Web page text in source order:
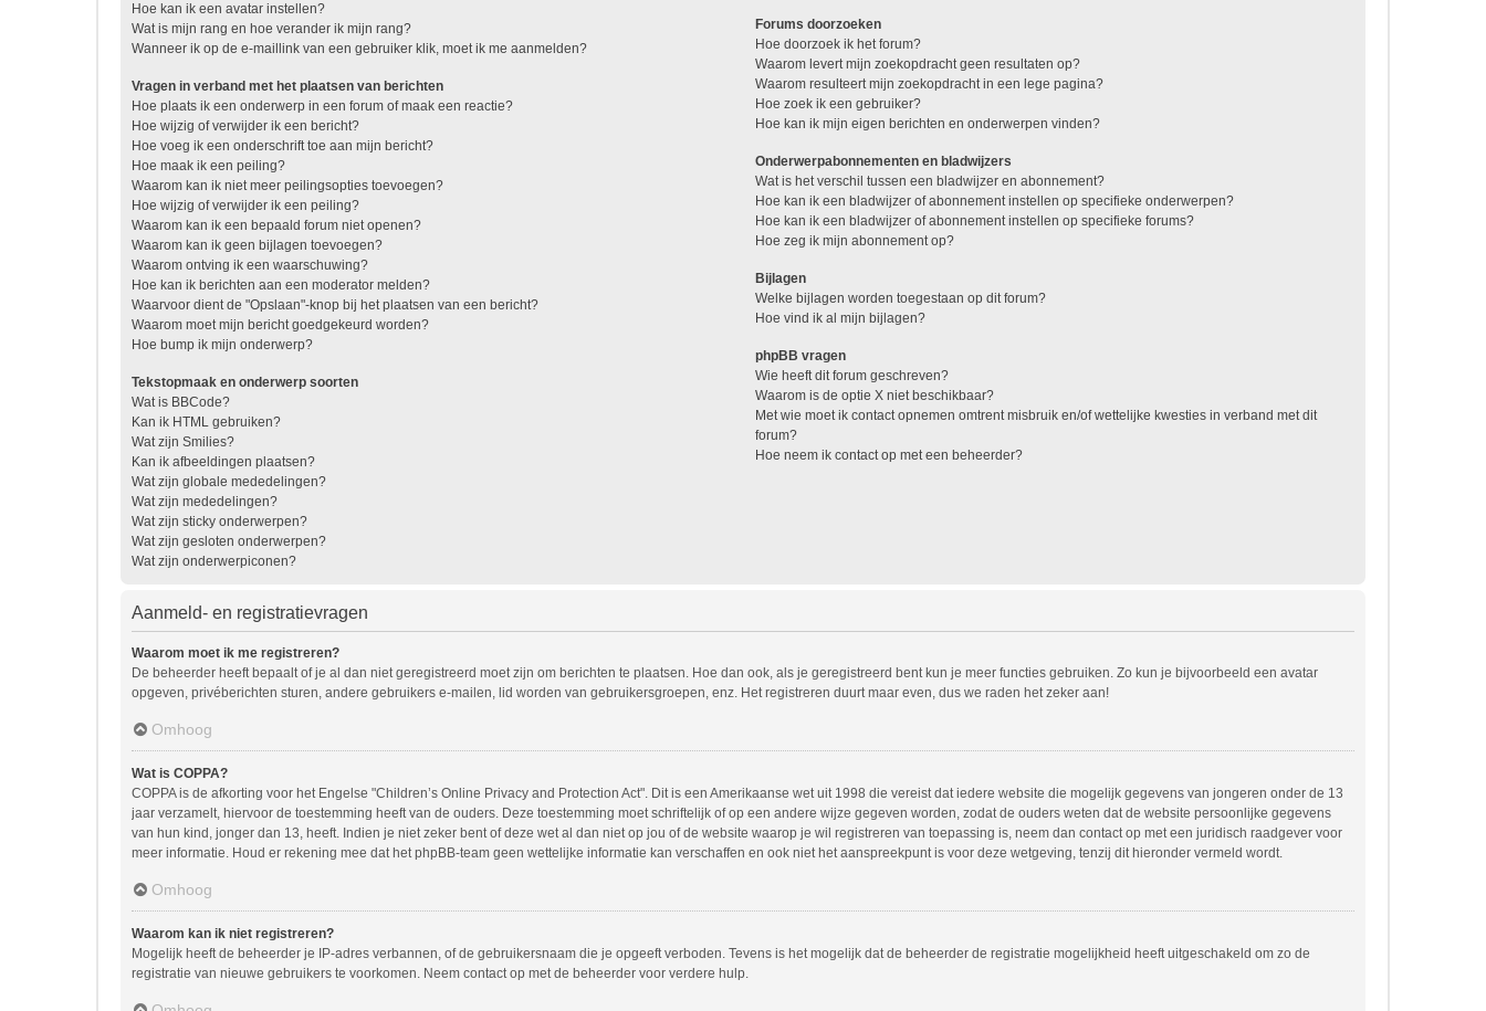
Hoe kan ik een avatar instellen?
Wat is mijn rang en hoe verander ik mijn rang?
Wanneer ik op de e-maillink van een gebruiker klik, moet ik me aanmelden?
Vragen in verband met het plaatsen van berichten
Hoe plaats ik een onderwerp in een forum of maak een reactie?
Hoe wijzig of verwijder ik een bericht?
Hoe voeg ik een onderschrift toe aan mijn bericht?
Hoe maak ik een peiling?
Waarom kan ik niet meer peilingsopties toevoegen?
Hoe wijzig of verwijder ik een peiling?
Waarom kan ik een bepaald forum niet openen?
Waarom kan ik geen bijlagen toevoegen?
Waarom ontving ik een waarschuwing?
Hoe kan ik berichten aan een moderator melden?
Waarvoor dient de "Opslaan"-knop bij het plaatsen van een bericht?
Waarom moet mijn bericht goedgekeurd worden?
Hoe bump ik mijn onderwerp?
Tekstopmaak en onderwerp soorten
Wat is BBCode?
Kan ik HTML gebruiken?
Wat zijn Smilies?
Kan ik afbeeldingen plaatsen?
Wat zijn globale mededelingen?
Wat zijn mededelingen?
Wat zijn sticky onderwerpen?
Wat zijn gesloten onderwerpen?
Wat zijn onderwerpiconen?
Forums doorzoeken
Hoe doorzoek ik het forum?
Waarom levert mijn zoekopdracht geen resultaten op?
Waarom resulteert mijn zoekopdracht in een lege pagina?
Hoe zoek ik een gebruiker?
Hoe kan ik mijn eigen berichten en onderwerpen vinden?
Onderwerpabonnementen en bladwijzers
Wat is het verschil tussen een bladwijzer en abonnement?
Hoe kan ik een bladwijzer of abonnement instellen op specifieke onderwerpen?
Hoe kan ik een bladwijzer of abonnement instellen op specifieke forums?
Hoe zeg ik mijn abonnement op?
Bijlagen
Welke bijlagen worden toegestaan op dit forum?
Hoe vind ik al mijn bijlagen?
phpBB vragen
Wie heeft dit forum geschreven?
Waarom is de optie X niet beschikbaar?
Met wie moet ik contact opnemen omtrent misbruik en/of wettelijke kwesties in verband met dit
forum?
Hoe neem ik contact op met een beheerder?
Aanmeld- en registratievragen
Waarom moet ik me registreren?
De beheerder heeft bepaalt of je al dan niet geregistreerd moet zijn om berichten te plaatsen. Hoe dan ook, als je geregistreerd bent kun je meer functies gebruiken. Zo kun je bijvoorbeeld een avatar
opgeven, privéberichten sturen, andere gebruikers e-mailen, lid worden van gebruikersgroepen, enz. Het registreren duurt maar even, dus we raden het zeker aan!
Omhoog
Wat is COPPA?
COPPA is de afkorting voor het Engelse "Children’s Online Privacy and Protection Act". Dit is een Amerikaanse wet uit 1998 die vereist dat iedere website die mogelijk gegevens van jongeren onder de 13
jaar verzamelt, hiervoor de toestemming heeft van de ouders. Deze toestemming moet schriftelijk of op een andere wijze gegeven worden, zodat de ouders weten dat de website persoonlijke gegevens
van hun kind, jonger dan 13, heeft. Indien je niet zeker bent of deze wet al dan niet op jou of de website waarop je wil registreren van toepassing is, neem dan contact op met een juridisch raadgever voor
meer informatie. Houd er rekening mee dat het phpBB-team geen wettelijke informatie kan verschaffen en ook niet het aanspreekpunt is voor deze wetgeving, tenzij dit hieronder vermeld wordt.
Omhoog
Waarom kan ik niet registreren?
Mogelijk heeft de beheerder je IP-adres verbannen, of de gebruikersnaam die je opgeeft verboden. Tevens is het mogelijk dat de beheerder de registratie mogelijkheid heeft uitgeschakeld om zo de
registratie van nieuwe gebruikers te voorkomen. Neem contact op met de beheerder voor verdere hulp.